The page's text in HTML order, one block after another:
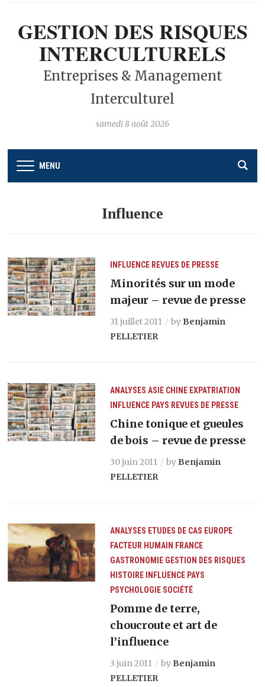
GESTION DES RISQUES
INTERCULTURELS
Entreprises & Management
Interculturel
samedi 8 août 2026
MENU
Influence
INFLUENCE REVUES DE PRESSE
Minorités sur un mode
majeur – revue de presse
31 juillet 2011 by Benjamin
PELLETIER
ANALYSES ASIE CHINE EXPATRIATION
INFLUENCE PAYS REVUES DE PRESSE
Chine tonique et gueules
de bois – revue de presse
30 juin 2011 by Benjamin
PELLETIER
ANALYSES ETUDES DE CAS EUROPE
FACTEUR HUMAIN FRANCE
GASTRONOMIE GESTION DES RISQUES
HISTOIRE
INFLUENCE PAYS
PSYCHOLOGIE SOCIÉTÉ
Pomme de terre,
choucroute et art de
l’influence
3 juin 2011 by Benjamin
PELLETIER